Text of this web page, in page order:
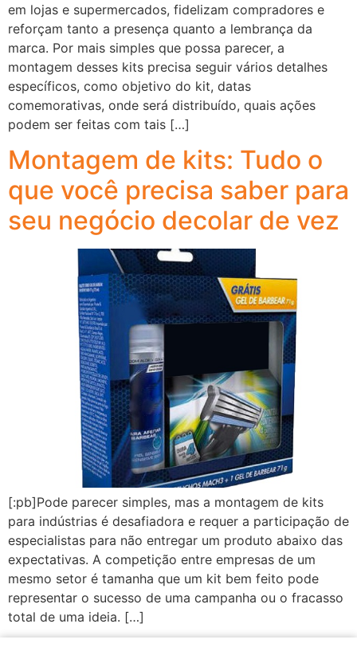
em lojas e supermercados, fidelizam compradores e
reforçam tanto a presença quanto a lembrança da
marca. Por mais simples que possa parecer, a
montagem desses kits precisa seguir vários detalhes
específicos, como objetivo do kit, datas
comemorativas, onde será distribuído, quais ações
podem ser feitas com tais […]
Montagem de kits: Tudo o
que você precisa saber para
seu negócio decolar de vez
[:pb]Pode parecer simples, mas a montagem de kits
para indústrias é desafiadora e requer a participação de
especialistas para não entregar um produto abaixo das
expectativas. A competição entre empresas de um
mesmo setor é tamanha que um kit bem feito pode
representar o sucesso de uma campanha ou o fracasso
total de uma ideia. […]